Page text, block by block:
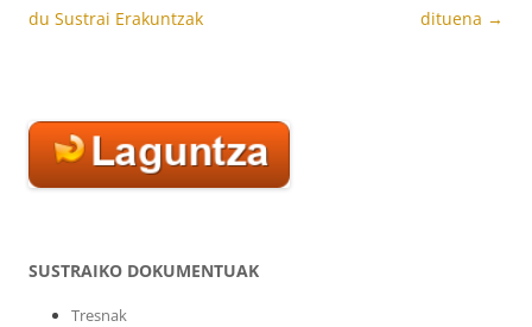
du Sustrai Erakuntzak
dituena →
SUSTRAIKO DOKUMENTUAK
Tresnak